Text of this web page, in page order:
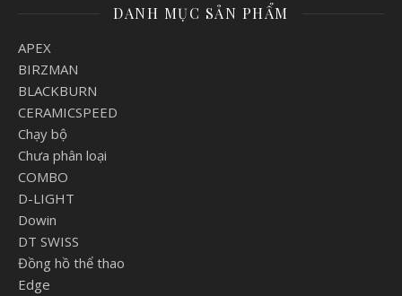
DANH MỤC SẢN PHẨM
APEX
BIRZMAN
BLACKBURN
CERAMICSPEED
Chạy bộ
Chưa phân loại
COMBO
D-LIGHT
Dowin
DT SWISS
Đồng hồ thể thao
Edge